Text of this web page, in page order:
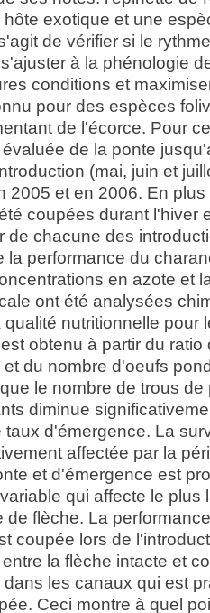
exotique et une
de vérifier si le
à la phénologie
conditions et
pour des espèces
de l'écorce. Pour
de la ponte
(mai, juin et
2005 et en 2006. En
coupées durant l'hiver
de chacune des
la performance du
en azote et
ont été analysées
nutritionnelle pour
obtenu à partir du ratio
du nombre d'oeufs
le nombre de trous
diminue
taux d'émergence. La
affectée par la
et d'émergence est
qui affecte le plus
de flèche. La
coupée lors de
la flèche intacte et
les canaux qui est
Ceci montre à quel